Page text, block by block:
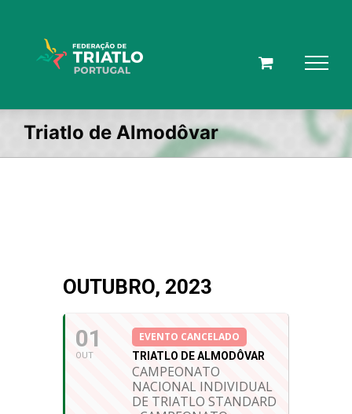
Triatlo de Almodôvar
OUTUBRO, 2023
01
OUT
EVENTO CANCELADO
TRIATLO DE ALMODÔVAR
CAMPEONATO
NACIONAL INDIVIDUAL
DE TRIATLO STANDARD